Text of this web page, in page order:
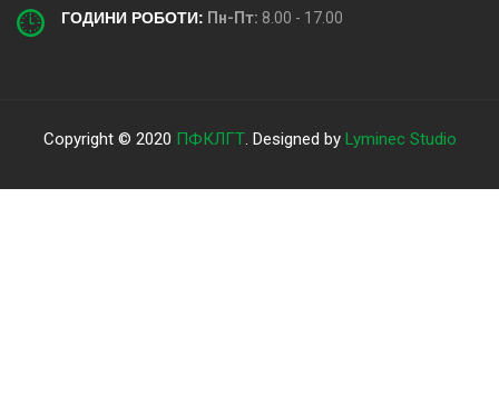
ГОДИНИ РОБОТИ: Пн-Пт: 8.00 - 17.00
Copyright © 2020 ПФКЛГТ. Designed by Lyminec Studio